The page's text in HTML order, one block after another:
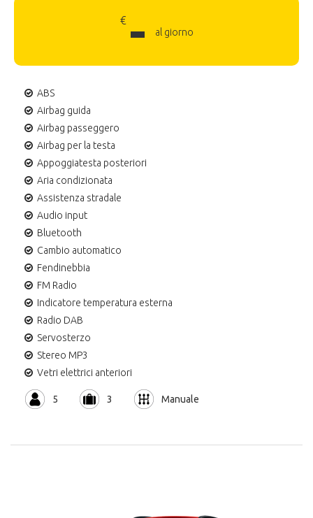
€ - al giorno
ABS
Airbag guida
Airbag passeggero
Airbag per la testa
Appoggiatesta posteriori
Aria condizionata
Assistenza stradale
Audio input
Bluetooth
Cambio automatico
Fendinebbia
FM Radio
Indicatore temperatura esterna
Radio DAB
Servosterzo
Stereo MP3
Vetri elettrici anteriori
5 3 Manuale